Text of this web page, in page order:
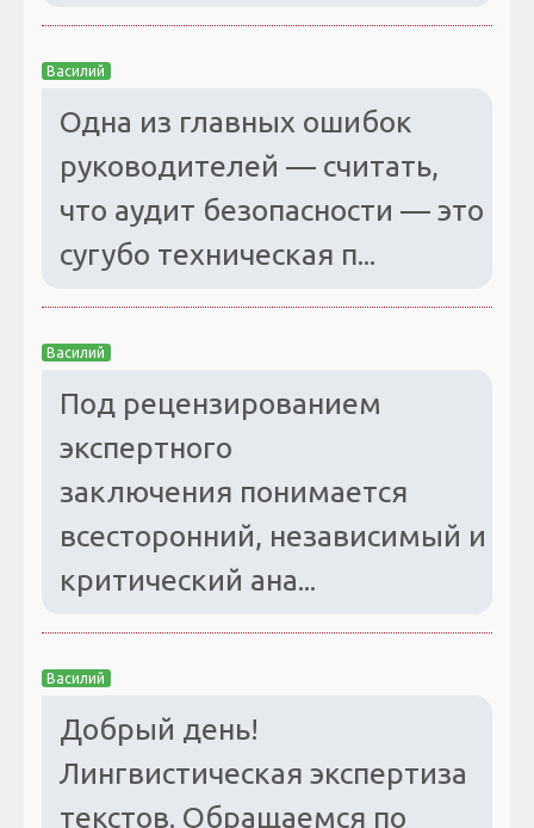
Василий
Одна из главных ошибок
руководителей — считать,
что аудит безопасности — это
сугубо техническая п...
Василий
Под рецензированием
экспертного
заключения понимается
всесторонний, независимый и
критический ана...
Василий
Добрый день!
Лингвистическая экспертиза
текстов. Обращаемся по